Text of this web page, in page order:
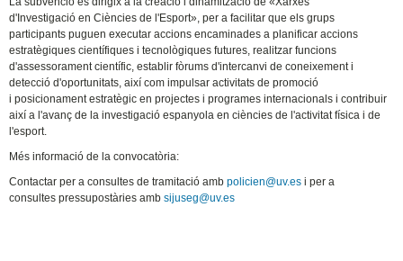
d'Investigació en Ciències de l'Esport», per a facilitar que els grups
participants puguen executar accions encaminades a planificar accions
estratègiques científiques i tecnològiques futures, realitzar funcions
d'assessorament científic, establir fòrums d'intercanvi de coneixement i
detecció d'oportunitats, així com impulsar activitats de promoció
i posicionament estratègic en projectes i programes internacionals i contribuir
així a l'avanç de la investigació espanyola en ciències de l'activitat física i de
l'esport.
Més informació de la convocatòria:
Contactar per a consultes de tramitació ambpolicien@uv.es i per a
consultes pressupostàries ambsijuseg@uv.es